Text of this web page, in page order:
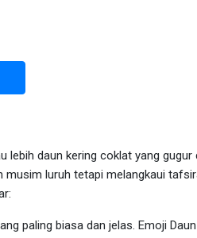
lebih daun kering coklat yang
musim luruh tetapi melangkaui
paling biasa dan jelas. Emoji